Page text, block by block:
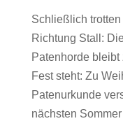
Schließlich
Richtung Stall:
Patenhorde bleibt
Fest steht: Zu
Patenurkunde
nächsten